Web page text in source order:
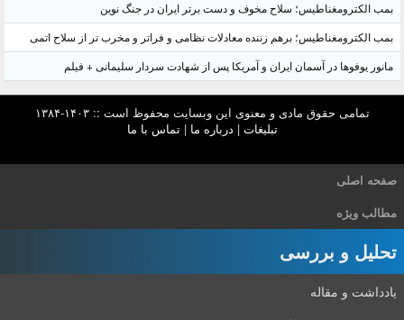
بمب الکترومغناطیس؛ سلاح مخوف و دست برتر ایران در جنگ نوین
بمب الکترومغناطیس؛ برهم زننده معادلات نظامی و فراتر و مخرب تر از سلاح اتمی
مانور یوفوها در آسمان ایران و آمریکا پس از شهادت سردار سلیمانی + فیلم
تمامی حقوق مادی و معنوی این وبسایت محفوظ است :: ۱۴۰۳-۱۳۸۴
تبلیغات | درباره ما |تماس با ما
صفحه اصلی
مطالب ویژه
تحلیل و بررسی
یادداشت و مقاله